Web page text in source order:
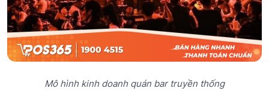
Mô hình kinh doanh quán bar truyền thống